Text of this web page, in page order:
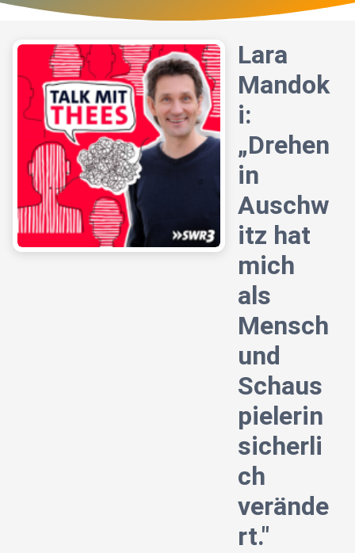
Lara
Mandok
i:
„Drehen
in
Auschw
itz hat
mich
als
Mensch
und
Schaus
pielerin
sicherli
ch
verände
rt."